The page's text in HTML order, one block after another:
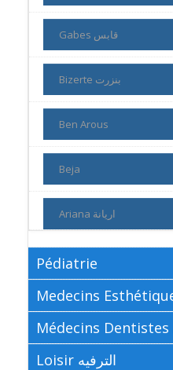
Gabes قابس
Bizerte بنزرت
Ben Arous
Beja
Ariana اريانة
Pédiatrie
Loisir الترفيه